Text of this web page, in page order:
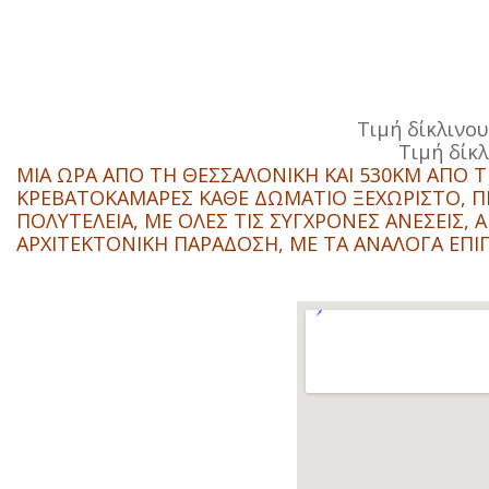
Τιμή
Τιμή
ΜΙΑ ΩΡΑ ΑΠΟ ΤΗ ΘΕΣΣΑΛΟΝΙΚΗ ΚΑΙ 530KM ΑΠΟ
ΚΡΕΒΑΤΟΚΑΜΑΡΕΣ ΚΑΘΕ ΔΩΜΑΤΙΟ ΞΕΧΩΡΙΣΤΟ,
ΠΟΛΥΤΕΛΕΙΑ, ΜΕ ΟΛΕΣ ΤΙΣ ΣΥΓΧΡΟΝΕΣ
ΑΡΧΙΤΕΚΤΟΝΙΚΗ ΠΑΡΑΔΟΣΗ, ΜΕ ΤΑ ΑΝΑΛΟΓΑ